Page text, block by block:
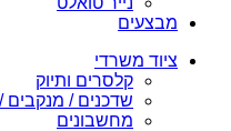
מבצעים
ציוד משרדי
קלסרים ותיוק
שדכנים / מנקבים
מחשבונים